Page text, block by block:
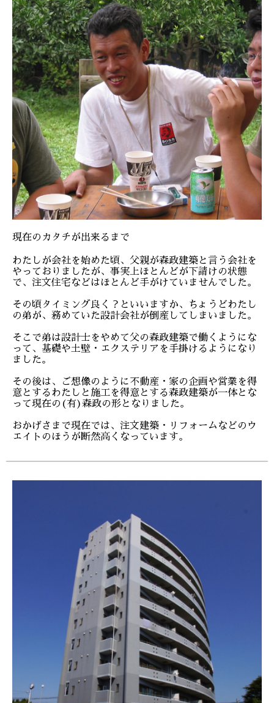
現在のカタチが出来るまで
わたしが会社を始めた頃、父親が森政建築と言う会社を
やっておりましたが、事実上ほとんどが下請けの状態
で、注文住宅などはほとんど手がけていませんでした。
その頃タイミング良く？といいますか、ちょうどわたし
の弟が、務めていた設計会社が倒産してしまいました。
そこで弟は設計士をやめて父の森政建築で働くようにな
って、基礎や土壁・エクステリアを手掛けるようになり
ました。
その後は、ご想像のように不動産・家の企画や営業を得
意とするわたしと施工を得意とする森政建築が一体とな
って現在の(有)森政の形となりました。
おかげさまで現在では、注文建築・リフォームなどのウ
エイトのほうが断然高くなっています。